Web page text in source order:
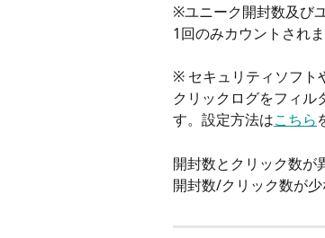
※ユニーク開封数及び
1回のみカウントされま
※ セキュリティソフト
クリックログをフィル
す。設定方法はこちら
開封数とクリック数が
開封数/クリック数が